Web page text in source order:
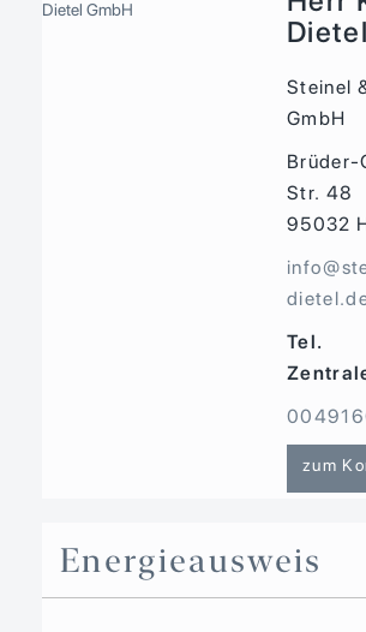
Dietel
Steinel
GmbH
Brüder-
Str. 48
95032
Tel.
zum
Energieausweis